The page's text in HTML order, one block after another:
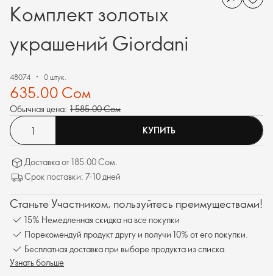
Комплект золотых
украшений Giordani
48074 0 штук.
635.00 Сом
Обычная цена: 1 585.00 Сом
КУПИТЬ
Доставка от 185.00 Сом.
Срок поставки: 7-10 дней
Станьте Участником, пользуйтесь преимуществами!
15% Немедленная скидка на все покупки
Порекомендуй продукт другу и получи 10% от его покупки.
Бесплатная доставка при выборе продукта из списка.
Узнать больше